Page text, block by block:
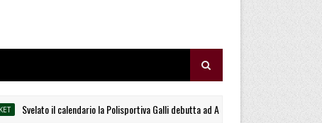
Svelato il calendario la Polisportiva Galli debutta ad Alcamo ALTRI SPORT